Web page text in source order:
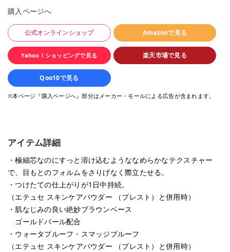
購入ページへ
公式オンラインショップ Amazonで見る
Yahoo！ショッピングで見る 楽天市場で見る
Qoo10で見る
※本ページ『購入ページへ』部分はメーカー・モールによる広告が含まれます。
アイテム詳細
・極細芯なのにすっと溶け込むようななめらかなテクスチャー
で、目もとのフォルムをさりげなく際立たせる。
・つけたての仕上がりが1日中持続。
（エテュセ スキンケアパウダー （プレスト）と併用時）
・肌なじみの良い絶妙ブラウンベース
ゴールドパール配合
・ウォータプルーフ・スマッジプルーフ
（エテュセ スキンケアパウダー （プレスト）と併用時）